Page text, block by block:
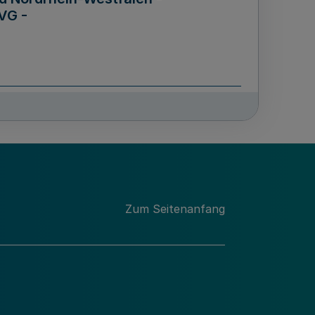
-
Männern für das Land
Zum Seitenanfang